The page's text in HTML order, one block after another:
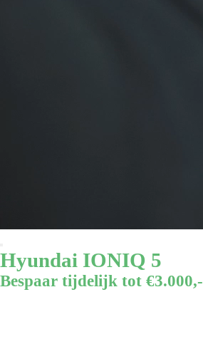
Hyundai IONIQ 5
Bespaar tijdelijk tot €3.000,-